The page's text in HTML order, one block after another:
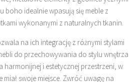
boho idealnie wpasują się meble z
wykonanymi z naturalnych tkanin.
na ich integrację z różnymi stylami
do przechowywania do stylu wnętrza
harmonijnej i estetycznej przestrzeni, w
swoje miejsce. Zwróć uwagę na